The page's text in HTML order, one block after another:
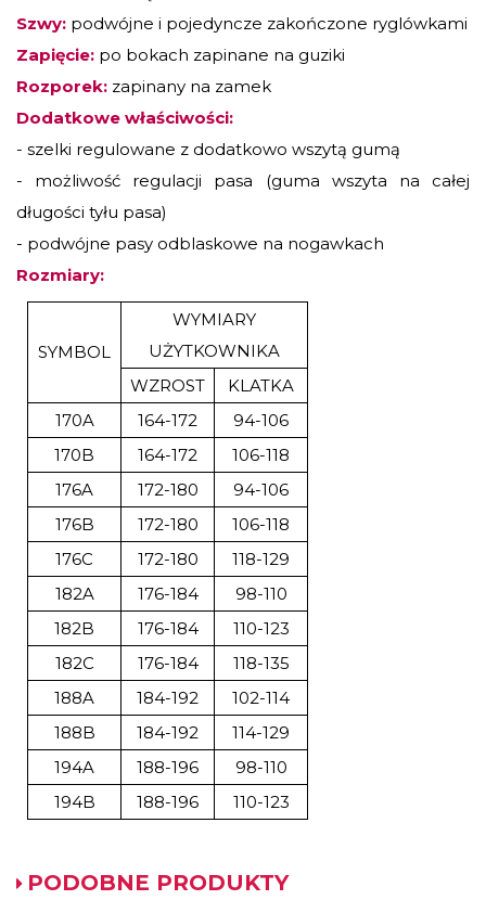
Szwy: podwójne i pojedyncze zakończone ryglówkami
Zapięcie: po bokach zapinane na guziki
Rozporek: zapinany na zamek
Dodatkowe właściwości:
- szelki regulowane z dodatkowo wszytą gumą
- możliwość regulacji pasa (guma wszyta na całej
długości tyłu pasa)
- podwójne pasy odblaskowe na nogawkach
Rozmiary:
SYMBOL
WYMIARY
UŻYTKOWNIKA
WZROST
KLATKA
170A
164-172
94-106
170B
164-172
106-118
176A
172-180
94-106
176B
172-180
106-118
176C
172-180
118-129
182A
176-184
98-110
182B
176-184
110-123
182C
176-184
118-135
188A
184-192
102-114
188B
184-192
114-129
194A
188-196
98-110
194B
188-196 110-123
PODOBNE PRODUKTY